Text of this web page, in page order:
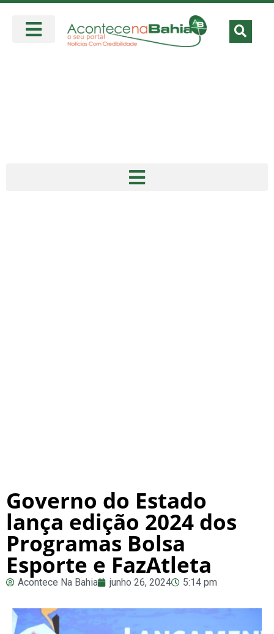
Governo do Estado
lança edição 2024 dos
Programas Bolsa
Esporte e FazAtleta
Acontece Na Bahia junho 26, 2024 5:14 pm